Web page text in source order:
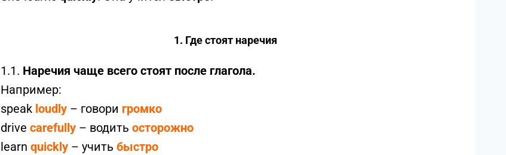
1. Где стоят наречия
1.1. Наречия чаще всего стоят после глагола.
Например:
speak loudly– говори громко
drive carefully– водить осторожно
learn quickly– учить быстро